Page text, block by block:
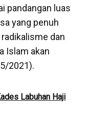
pandangan luas
yang penuh
dan
Islam akan
2021).
Labuhan Haji